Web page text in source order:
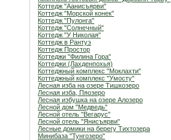
Коттедж "Аанисъярви"
Коттедж "Морской конек"
Коттедж "Пулонга"
Коттедж "Солнечный"
Коттедж "У Николая"
Коттедж в Рантуэ
Коттедж Простор
Коттеджи "Филина Гора"
Коттеджи (Лахденпохья)
Коттеджный комплекс "Мoклахти"
Коттеджный комплекс "Умосту"
Лесная изба на озере Тишкозеро
Лесная изба, Пяозеро
Лесная избушка на озере Алозеро
Лесной дом "Медведь"
Лесной отель "Вегарус"
Лесной отель "Янисъярви"
Лесные домики на берегу Тихтозера
Минибаза "Тунгозеро"